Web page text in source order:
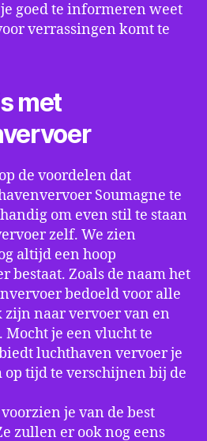
goed te informeren weet
verrassingen komt te
met
de voordelen dat
Soumagne te
om even stil te staan
zelf. We zien
altijd een hoop
bestaat. Zoals de naam het
bedoeld voor alle
zijn naar vervoer van en
je een vlucht te
luchthaven vervoer je
tijd te verschijnen bij de
je van de best
zullen er ook nog eens